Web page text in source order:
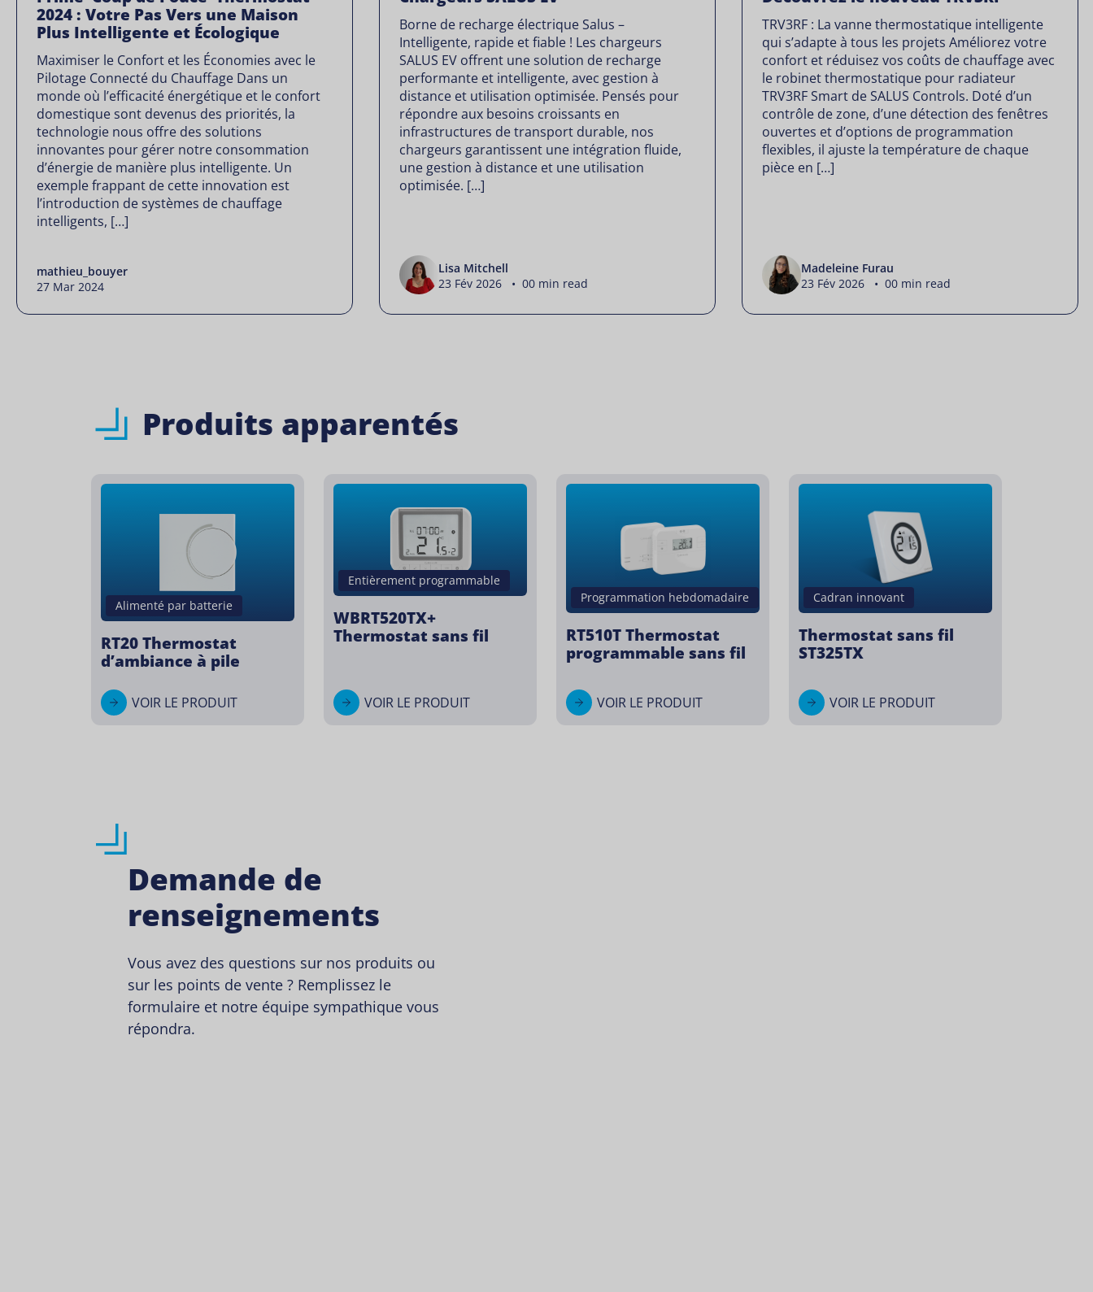
2024 : Votre Pas Vers une Maison
Plus Intelligente et Écologique
Maximiser le Confort et les Économies avec le
Pilotage Connecté du Chauffage Dans un
monde où l’efficacité énergétique et le confort
domestique sont devenus des priorités, la
technologie nous offre des solutions
innovantes pour gérer notre consommation
d’énergie de manière plus intelligente. Un
exemple frappant de cette innovation est
l’introduction de systèmes de chauffage
intelligents, […]
mathieu_bouyer
27 Mar 2024
Borne de recharge électrique Salus –
Intelligente, rapide et fiable ! Les chargeurs
SALUS EV offrent une solution de recharge
performante et intelligente, avec gestion à
distance et utilisation optimisée. Pensés pour
répondre aux besoins croissants en
infrastructures de transport durable, nos
chargeurs garantissent une intégration fluide,
une gestion à distance et une utilisation
optimisée. […]
Lisa Mitchell
23 Fév 2026 • 00 min read
TRV3RF : La vanne thermostatique intelligente
qui s’adapte à tous les projets Améliorez votre
confort et réduisez vos coûts de chauffage avec
le robinet thermostatique pour radiateur
TRV3RF Smart de SALUS Controls. Doté d’un
contrôle de zone, d’une détection des fenêtres
ouvertes et d’options de programmation
flexibles, il ajuste la température de chaque
pièce en […]
Madeleine Furau
23 Fév 2026 • 00 min read
Produits apparentés
Alimenté par batterie
RT20 Thermostat
d’ambiance à pile
VOIR LE PRODUIT
Entièrement programmable
WBRT520TX+
Thermostat sans fil
VOIR LE PRODUIT
Programmation hebdomadaire
RT510T Thermostat
programmable sans fil
VOIR LE PRODUIT
Cadran innovant
Thermostat sans fil
ST325TX
VOIR LE PRODUIT
Demande de
renseignements
Vous avez des questions sur nos produits ou
sur les points de vente ? Remplissez le
formulaire et notre équipe sympathique vous
répondra.